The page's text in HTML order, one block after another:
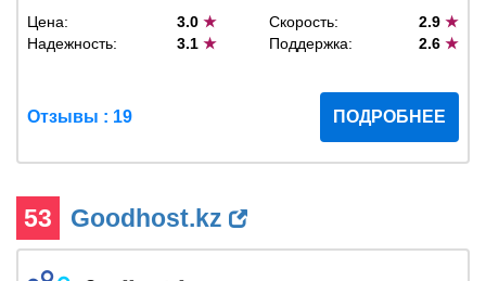
Цена: 3.0★ Скорость: 2.9 ★
Надежность:
3.1★ Поддержка: 2.6 ★
Отзывы : 19 ПОДРОБНЕЕ
53 Goodhost.kz